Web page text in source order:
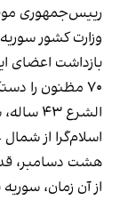
رییس‌جمهوری
وزارت کشور
بازداشت اعضای
۷۰ مظنون را دستگیر کرده است.
الشرع
اسلام‌گرا از
هشت دسامبر،
از آن زمان،